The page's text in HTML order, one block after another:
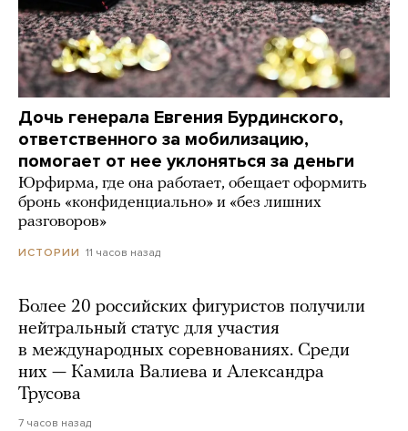
Дочь генерала Евгения Бурдинского,
ответственного за мобилизацию,
помогает от нее уклоняться за деньги
Юрфирма, где она работает, обещает оформить
бронь «конфиденциально» и «без лишних
разговоров»
ИСТОРИИ 11 часов назад
Более 20 российских фигуристов получили
нейтральный статус для участия
в международных соревнованиях. Среди
них — Камила Валиева и Александра
Трусова
7 часов назад